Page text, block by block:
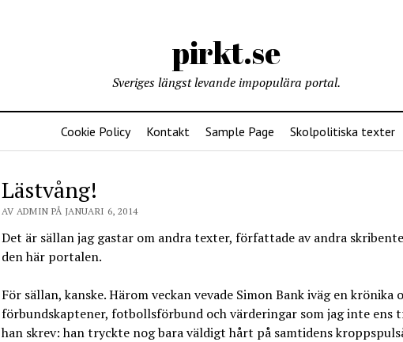
pirkt.se
Sveriges längst levande impopulära portal.
Cookie Policy Kontakt Sample Page Skolpolitiska texter
Lästvång!
AV ADMIN PÅ JANUARI 6, 2014
Det är sällan jag gastar om andra texter, författade av andra
den här portalen.
För sällan, kanske. Härom veckan vevade Simon Bank iväg en krönika
förbundskaptener, fotbollsförbund och värderingar som jag inte ens
han skrev: han tryckte nog bara väldigt hårt på samtidens